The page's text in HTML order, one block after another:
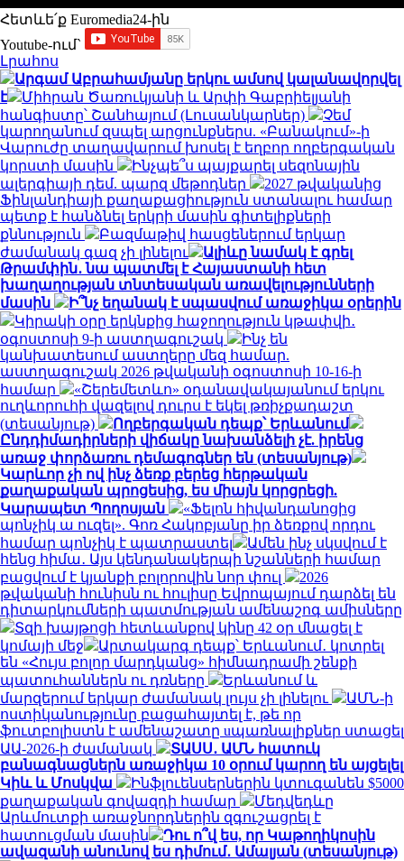
Հետևե՛ք Euromedia24-ին
Youtube-ում`
Լրահոս
Արգամ Աբրահամյանը երկու ամսով կալանավորվել
է
Միհրան Ծառուկյանի և Արփի Գաբրիելյանի
հանգիստը՝ Շանհայում (Լուսանկարներ)
Չեմ
կարողանում զսպել արցունքներս. «Բանակում»-ի
Վարուժը տաղավարում խոսել է եղբոր ողբերգական
կորստի մասին
Ինչպե՞ս պայքարել սեզոնային
ալերգիայի դեմ. պարզ մեթոդներ
2027 թվականից
Ֆինլանդիայի քաղաքացիություն ստանալու համար
պետք է հանձնել երկրի մասին գիտելիքների
քննություն
Բազմաթիվ հասցեներում երկար
ժամանակ գազ չի լինելու
Ալիևը նամակ է գրել
Թրամփին․ նա պատմել է Հայաստանի հետ
խաղաղության տնտեսական առավելությունների
մասին
Ի՞նչ եղանակ է սպասվում առաջիկա օրերին
Կիրակի օրը երկնքից հաջողություն կթափվի․
օգոստոսի 9-ի աստղագուշակ
Ինչ են
կանխատեսում աստղերը մեզ համար.
աստղագուշակ 2026 թվականի օգոստոսի 10-16-ի
համար
«Շերեմետևո» օդանավակայանում երկու
ուղևորուհի վազելով դուրս է եկել թռիչքադաշտ
(տեսանյութ)
Ողբերգական դեպք՝ Երևանում
Ընդդիմադիրների վիճակը նախանձելի չէ. իրենց
առաջ փորձառու դեմագոգներ են (տեսանյութ)
Կարևոր չի ով ինչ ձեռք բերեց հերթական
քաղաքական պրոցեսից, ես միայն կորցրեցի.
Կարապետ Պողոսյան
«Ֆելոն հիվանդանոցից
պոնչիկ ա ուզել». Գոռ Հակոբյանը իր ձեռքով որդու
համար պոնչիկ է պատրաստել
Ամեն ինչ սկսվում է
հենց հիմա․ Այս կենդանակերպի նշանների համար
բացվում է կյանքի բոլորովին նոր փուլ
2026
թվականի հունիսն ու հուլիսը Եվրոպայում դարձել են
դիտարկումների պատմության ամենաշոգ ամիսները
Տզի խայթոցի հետևանքով կինը 42 օր մնացել է
կոմայի մեջ
Արտակարգ դեպք՝ Երևանում․ կոտրել
են «Հույս բոլոր մարդկանց» հիմնադրամի շենքի
պատուհաններն ու դռները
Երևանում և
մարզերում երկար ժամանակ լույս չի լինելու
ԱՄՆ-ի
ոստիկանությունը բացահայտել է, թե որ
ֆուտբոլիստն է ամենաշատը uպառնալիքներ ստացել
ԱԱ-2026-ի ժամանակ
ՏԱՍՍ․ ԱՄՆ հատուկ
բանագնացներն առաջիկա 10 օրում կարող են այցելել
Կիև և Մոսկվա
Ինֆլուենսերներին կտուգանեն $5000
քաղաքական գովազդի համար
Մեդվեդևը
Արևմուտքի առաջնորդներին զգուշացրել է
հատուցման մասին
Դու ո՞վ ես, որ Կաթողիկոսին
ավազանի անունով ես դիմում․ Ամալյան (տեսանյութ)